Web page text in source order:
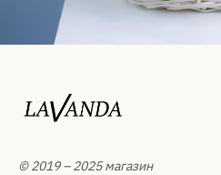
© 2019 – 2025 магазин